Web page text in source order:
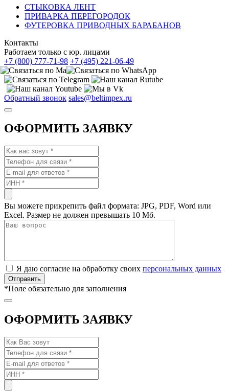
СТЫКОВКА ЛЕНТ
ПРИВАРКА ПЕРЕГОРОДОК
ФУТЕРОВКА ПРИВОДНЫХ БАРАБАНОВ
Контакты
Работаем только с юр. лицами
+7 (800) 777-71-98 +7 (495) 221-06-49
Обратный звонок sales@beltimpex.ru
ОФОРМИТЬ ЗАЯВКУ
Вы можете прикрепить файл формата: JPG, PDF, Word или
Excel. Размер не должен превышать 10 Мб.
Я даю согласие на обработку своих персональных данных
*Поле обязательно для заполнения
ОФОРМИТЬ ЗАЯВКУ